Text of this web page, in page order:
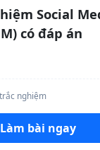
Social
có đáp án
nghiệm
Làm bài ngay